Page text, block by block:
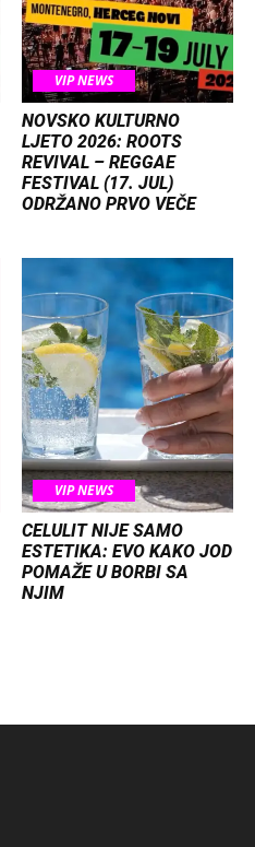
VIP NEWS
NOVSKO KULTURNO
LJETO 2026: ROOTS
REVIVAL – REGGAE
FESTIVAL (17. JUL)
ODRŽANO PRVO VEČE
VIP NEWS
CELULIT NIJE SAMO
ESTETIKA: EVO KAKO JOD
POMAŽE U BORBI SA
NJIM